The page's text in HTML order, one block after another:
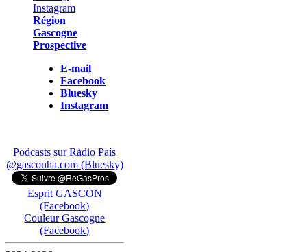
Région
Gascogne
Prospective
E-mail
Facebook
Bluesky
Instagram
Podcasts sur Ràdio País
@gasconha.com (Bluesky)
Esprit GASCON
(Facebook)
Couleur Gascogne
(Facebook)